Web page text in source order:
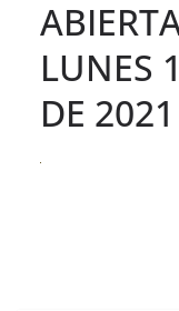
LUNES
DE 2021